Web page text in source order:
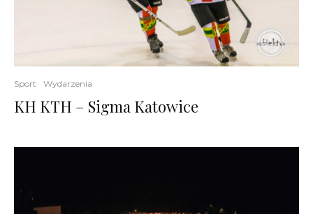
Sport Wydarzenia
KH KTH – Sigma Katowice